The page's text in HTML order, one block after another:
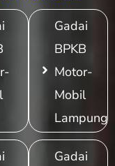
Gadai
BPKB
Motor-
Mobil
Lampung
Gadai